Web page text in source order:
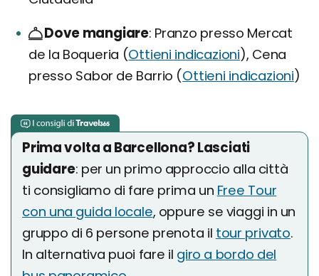
Dove mangiare Pranzo presso Mercat
de la Boqueria (Ottieni indicazioni), Cena
presso Sabor de Barrio (Ottieni indicazioni)
Prima volta a Barcellona? Lasciati
guidare: per un primo approccio alla città
ti consigliamo di fare prima un Free Tour
con una guida locale, oppure se viaggi in un
gruppo di 6 persone prenota il tour privato.
In alternativa puoi fare il giro a bordo del